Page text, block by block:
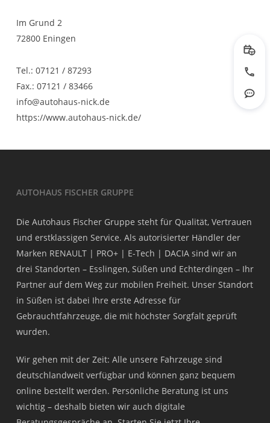
Im Grund 2
72800 Eningen
Tel.: 07121 / 87293
Fax.: 07121 / 83466
info@autohaus-nick.de
https://www.autohaus-nick.de/
AUTOHAUS FISCHER GRUPPE
Die Autohaus Fischer Gruppe steht für Qualität, Vertrauen
und erstklassigen Service. Als autorisierter Händler der
Marken RENAULT | PRO+ | E-Tech | DACIA sind wir an
drei Standorten – Esslingen, Süßen und Echterdingen – Ihr
Partner auf dem Weg zur mobilen Freiheit. Unser Standort
in Süßen ist dabei Ihre erste Adresse für
Gebrauchtfahrzeuge, die mit höchster Sorgfalt geprüft
wurden.
Wir gehen mit der Zeit: Alle unsere Fahrzeuge sind
deutschlandweit verfügbar und können ganz bequem
online bestellt werden. Persönliche Beratung ist uns
wichtig – deshalb bieten wir auch digitale
Jetzt